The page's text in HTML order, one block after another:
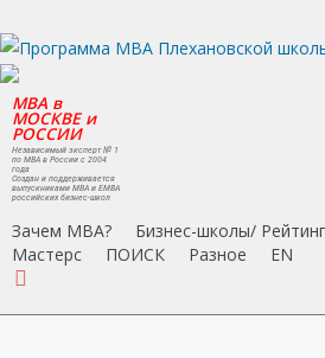
to
main
content
MBA в
МОСКВЕ и
РОССИИ
Независимый эксперт № 1
по MBA в России с 2004
года
Создан и поддерживается
выпускниками MBA и EMBA
российских бизнес-школ
Зачем MBA? Бизнес-школы/
Мастерс
ПОИСК Разное EN